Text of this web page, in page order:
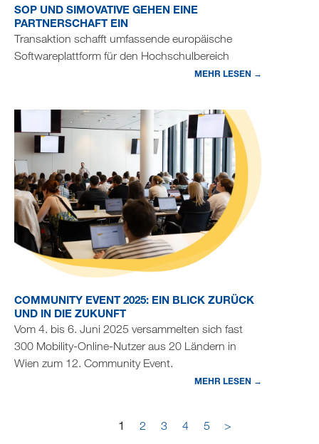
SOP UND SIMOVATIVE GEHEN EINE
PARTNERSCHAFT EIN
Transaktion schafft umfassende europäische
Softwareplattform für den Hochschulbereich
MEHR LESEN →
COMMUNITY EVENT 2025: EIN BLICK ZURÜCK
UND IN DIE ZUKUNFT
Vom 4. bis 6. Juni 2025 versammelten sich fast
300 Mobility-Online-Nutzer aus 20 Ländern in
Wien zum 12. Community Event.
MEHR LESEN →
1 2 3 4 5 >